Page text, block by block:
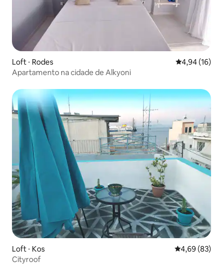
Loft ⋅ Rodes 4,94 de uma
4,94 (16)
Apartamento na cidade de Alkyoni
Loft ⋅ Kos 4,69 de uma
4,69 (83)
Cityroof